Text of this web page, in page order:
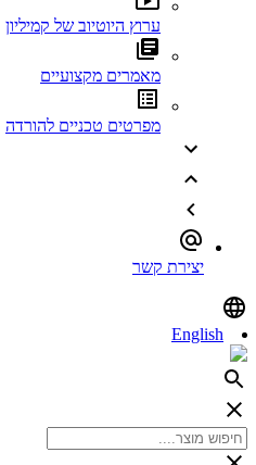
ערוץ היוטיוב של קמיליון
מאמרים מקצועיים
מפרטים טכניים להורדה
יצירת קשר
English